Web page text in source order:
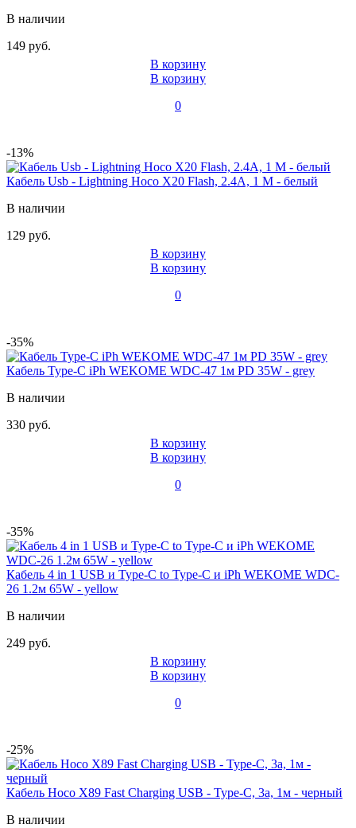
В наличии
149 руб.
В корзину
В корзину
0
-13%
Кабель Usb - Lightning Hoco X20 Flash, 2.4А, 1 М - белый
В наличии
129 руб.
В корзину
В корзину
0
-35%
Кабель Type-C iPh WEKOME WDC-47 1м PD 35W - grey
В наличии
330 руб.
В корзину
В корзину
0
-35%
Кабель 4 in 1 USB и Type-C to Type-C и iPh WEKOME WDC-
26 1.2м 65W - yellow
В наличии
249 руб.
В корзину
В корзину
0
-25%
Кабель Hoco X89 Fast Charging USB - Type-C, 3а, 1м - черный
В наличии